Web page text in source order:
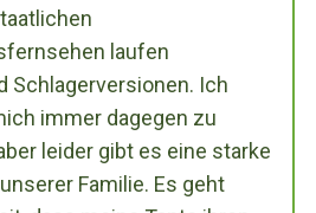
laufen
Schlagerversionen. Ich
immer dagegen zu
leider gibt es eine starke
Familie. Es geht